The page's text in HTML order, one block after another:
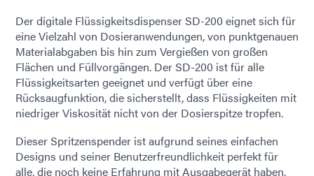
Der digitale Flüssigkeitsdispenser SD-200 eignet sich für
eine Vielzahl von Dosieranwendungen, von punktgenauen
Materialabgaben bis hin zum Vergießen von großen
Flächen und Füllvorgängen. Der SD-200 ist für alle
Flüssigkeitsarten geeignet und verfügt über eine
Rücksaugfunktion, die sicherstellt, dass Flüssigkeiten mit
niedriger Viskosität nicht von der Dosierspitze tropfen.
Dieser Spritzenspender ist aufgrund seines einfachen
Designs und seiner Benutzerfreundlichkeit perfekt für
alle, die noch keine Erfahrung mit Ausgabegerät haben.